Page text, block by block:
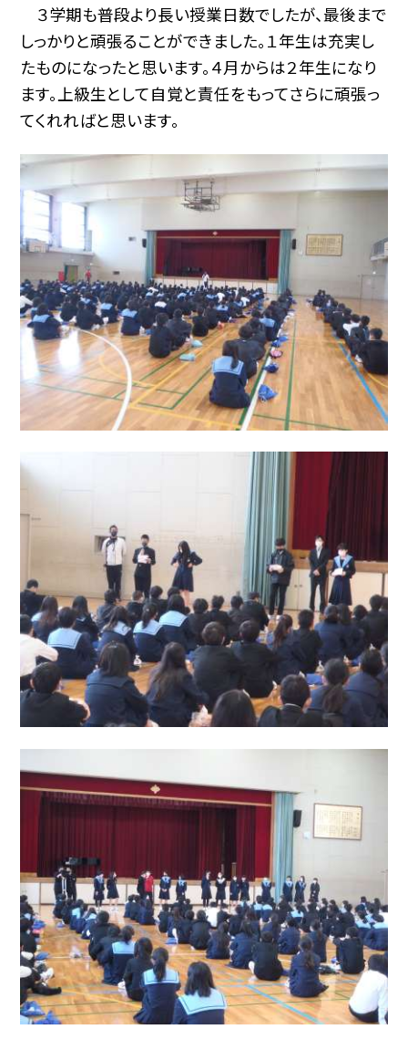
３学期も普段より長い授業日数でしたが、最後まで
しっかりと頑張ることができました。１年生は充実し
たものになったと思います。４月からは２年生になり
ます。上級生として自覚と責任をもってさらに頑張っ
てくれればと思います。